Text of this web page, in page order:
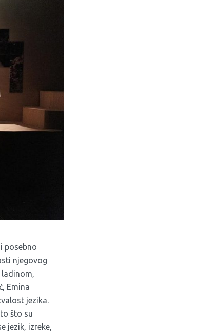
posebno
njegovog
ladinom,
Emina
jezika.
što su
jezik, izreke,